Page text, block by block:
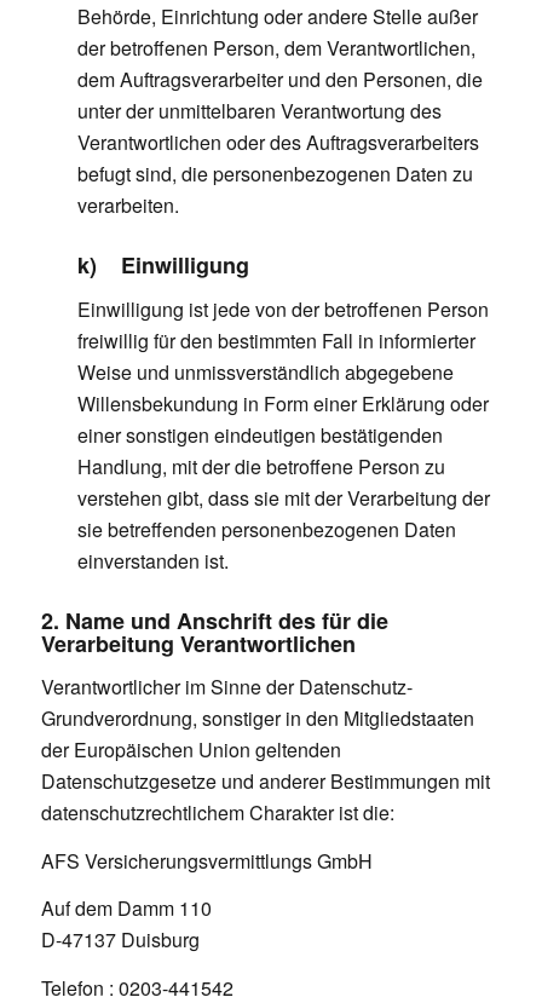
Behörde, Einrichtung oder andere Stelle außer
der betroffenen Person, dem Verantwortlichen,
dem Auftragsverarbeiter und den Personen, die
unter der unmittelbaren Verantwortung des
Verantwortlichen oder des Auftragsverarbeiters
befugt sind, die personenbezogenen Daten zu
verarbeiten.
k) Einwilligung
Einwilligung ist jede von der betroffenen Person
freiwillig für den bestimmten Fall in informierter
Weise und unmissverständlich abgegebene
Willensbekundung in Form einer Erklärung oder
einer sonstigen eindeutigen bestätigenden
Handlung, mit der die betroffene Person zu
verstehen gibt, dass sie mit der Verarbeitung der
sie betreffenden personenbezogenen Daten
einverstanden ist.
2. Name und Anschrift des für die
Verarbeitung Verantwortlichen
Verantwortlicher im Sinne der Datenschutz-
Grundverordnung, sonstiger in den Mitgliedstaaten
der Europäischen Union geltenden
Datenschutzgesetze und anderer Bestimmungen mit
datenschutzrechtlichem Charakter ist die:
AFS Versicherungsvermittlungs GmbH
Auf dem Damm 110
D-47137 Duisburg
Telefon : 0203-441542